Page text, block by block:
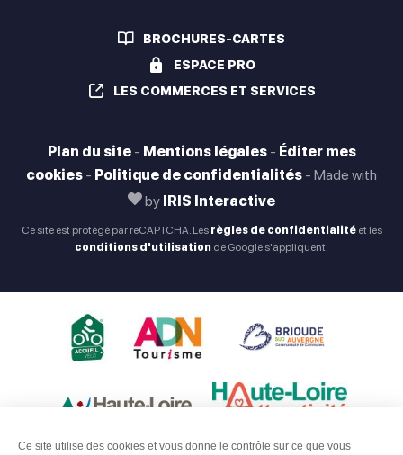
Ce site utilise des cookies et vous donne le contrôle sur ce que vous
Fermé
BROCHURES-CARTES
ESPACE PRO
LES COMMERCES ET SERVICES
Plan du site - Mentions légales - Éditer mes
cookies - Politique de confidentialités - Made with
by IRIS Interactive
Ce site est protégé par reCAPTCHA. Les règles de confidentialitéet les
conditions d'utilisation de Google s'appliquent.